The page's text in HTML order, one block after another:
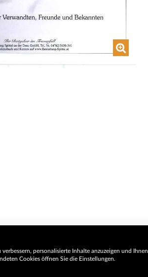
personalisierte Inhalte anzuzeigen und Ihnen
Cookies öffnen Sie die Einstellungen.